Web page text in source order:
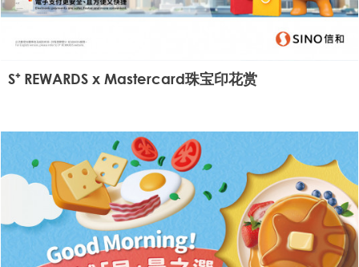
S⁺ REWARDS x Mastercard珠宝印花赏